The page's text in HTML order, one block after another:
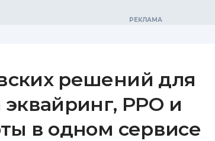
решений для
РРО и
в одном сервисе